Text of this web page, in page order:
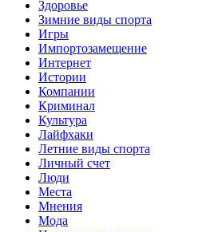
Здоровье
Зимние виды спорта
Игры
Импортозамещение
Интернет
Истории
Компании
Криминал
Культура
Лайфхаки
Летние виды спорта
Личный счет
Люди
Места
Мнения
Мода